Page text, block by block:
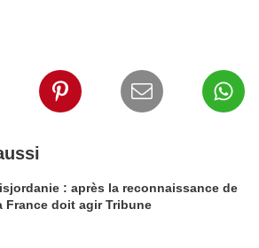
: après la reconnaissance de
France doit agir Tribune